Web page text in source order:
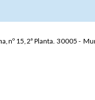
nº 15, 2ª Planta 30005 -